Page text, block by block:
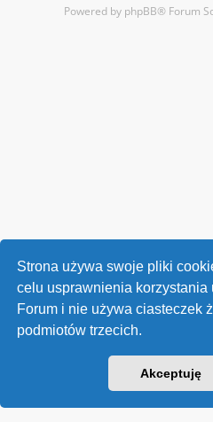
Strona używa swoje pliki
celu usprawnienia korzystania
Forum i nie używa ciasteczek
podmiotów trzecich.
Akceptuję
Powered by phpBB® Forum